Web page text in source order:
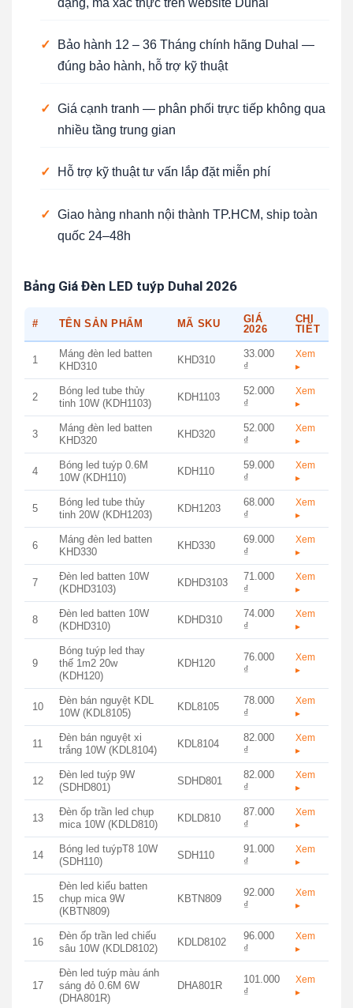
✓
Bảo hành 12 – 36 Tháng chính hãng Duhal —
đúng bảo hành, hỗ trợ kỹ thuật
✓ Giá cạnh tranh — phân phối trực tiếp không qua
nhiều tầng trung gian
✓ Hỗ trợ kỹ thuật tư vấn lắp đặt miễn phí
✓ Giao hàng nhanh nội thành TP.HCM, ship toàn
quốc 24–48h
Bảng Giá Đèn LED tuýp Duhal 2026
# TÊN SẢN PHẨM MÃ SKU
GIÁ
2026
CHI
TIẾT
1
Máng đèn led batten
KHD310
KHD310
33.000
₫
Xem
▸
2
Bóng led tube thủy
tinh 10W (KDH1103)
KDH1103
52.000
₫
Xem
▸
3
Máng đèn led batten
KHD320
KHD320
52.000
₫
Xem
▸
4
Bóng led tuýp 0.6M
10W (KDH110)
KDH110
59.000
₫
Xem
▸
5
Bóng led tube thủy
tinh 20W (KDH1203)
KDH1203
68.000
₫
Xem
▸
6
Máng đèn led batten
KHD330
KHD330
69.000
₫
Xem
▸
7
Đèn led batten 10W
(KDHD3103)
KDHD3103
71.000
₫
Xem
▸
8
Đèn led batten 10W
(KDHD310)
KDHD310
74.000
₫
Xem
▸
9
Bóng tuýp led thay
thế 1m2 20w
(KDH120)
KDH120
76.000
₫
Xem
▸
10
Đèn bán nguyệt KDL
10W (KDL8105)
KDL8105
78.000
₫
Xem
▸
11
Đèn bán nguyệt xi
trắng 10W (KDL8104)
KDL8104
82.000
₫
Xem
▸
12
Đèn led tuýp 9W
(SDHD801)
SDHD801
82.000
₫
Xem
▸
13
Đèn ốp trần led chụp
mica 10W (KDLD810)
KDLD810
87.000
₫
Xem
▸
14
Bóng led tuýpT8 10W
(SDH110)
SDH110
91.000
₫
Xem
▸
15
Đèn led kiểu batten
chụp mica 9W
(KBTN809)
KBTN809
92.000
₫
Xem
▸
16
Đèn ốp trần led chiếu
sâu 10W (KDLD8102)
KDLD8102
96.000
₫
Xem
▸
17
Đèn led tuýp màu ánh
sáng đỏ 0.6M 6W
(DHA801R)
DHA801R
101.000
₫
Xem
▸